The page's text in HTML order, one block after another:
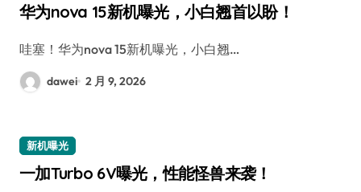
华为nova 15新机曝光，小白翘首以盼！
哇塞！华为nova 15新机曝光，小白翘…
dawei 2 月 9, 2026
新机曝光
一加Turbo 6V曝光，性能怪兽来袭！